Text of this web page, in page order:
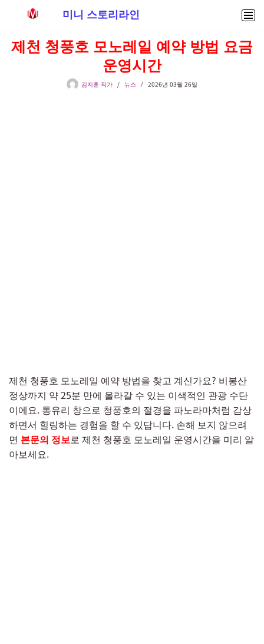
텐
미니 스토리라인
제천 청풍호 모노레일 예약 방법 요금
운영시간
김지훈 작가 뉴스 2026년 03월 26일
제천 청풍호 모노레일 예약 방법을 찾고 계신가요? 비봉산
정상까지 약 25분 만에 올라갈 수 있는 이색적인 관광 수단
이에요. 통유리 창으로 청풍호의 절경을 파노라마처럼 감상
하면서 힐링하는 경험을 할 수 있답니다. 손해 보지 않으려
면 본문의 정보로 제천 청풍호 모노레일 운영시간을 미리 알
아보세요.